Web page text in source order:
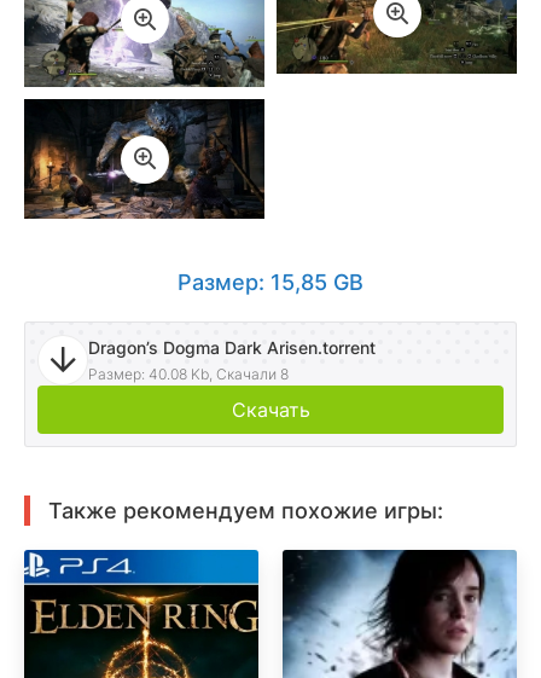
Размер: 15,85 GB
Dragon’s Dogma Dark Arisen.torrent
Размер: 40.08 Kb, Скачали 8
Скачать
Также рекомендуем похожие игры: